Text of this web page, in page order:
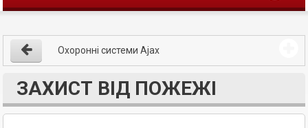
Охоронні системи Ajax
ЗАХИСТ ВІД ПОЖЕЖІ